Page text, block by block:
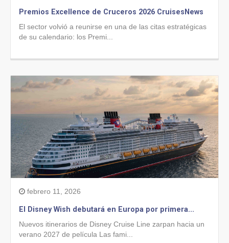
Premios Excellence de Cruceros 2026 CruisesNews
El sector volvió a reunirse en una de las citas estratégicas
de su calendario: los Premi...
febrero 11, 2026
El Disney Wish debutará en Europa por primera...
Nuevos itinerarios de Disney Cruise Line zarpan hacia un
verano 2027 de película Las fami...